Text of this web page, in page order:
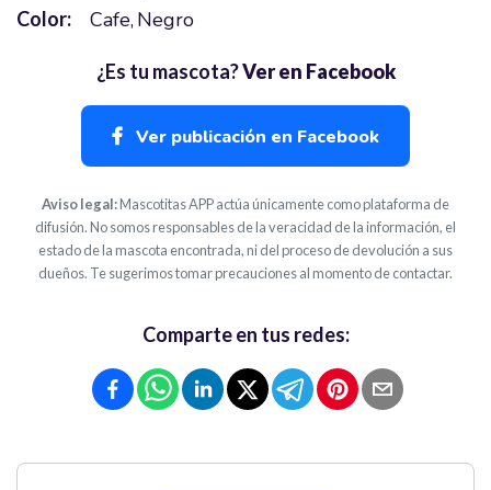
Color:
Cafe Negro
¿Es tu mascota?Ver en Facebook
Ver publicación en Facebook
Aviso legal:Mascotitas APP actúa únicamente como plataforma de
difusión. No somos responsables de la veracidad de la información, el
estado de la mascota encontrada, ni del proceso de devolución a sus
dueños. Te sugerimos tomar precauciones al momento de contactar.
Comparte en tus redes: